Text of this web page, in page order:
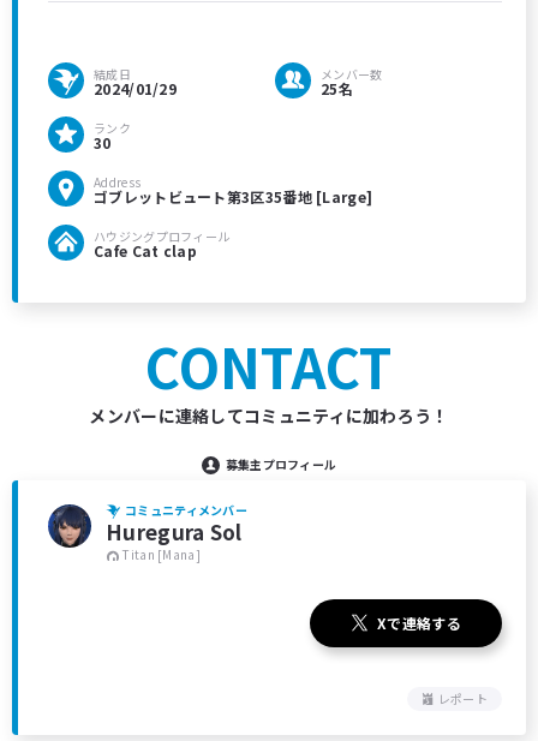
結成日
2024/01/29
メンバー数
25名
ランク
30
Address
ゴブレットビュート第3区35番地 [Large]
ハウジングプロフィール
Cafe Cat clap
CONTACT
メンバーに連絡してコミュニティに加わろう！
募集主プロフィール
コミュニティメンバー
Huregura Sol
Titan [Mana]
Xで連絡する
レポート